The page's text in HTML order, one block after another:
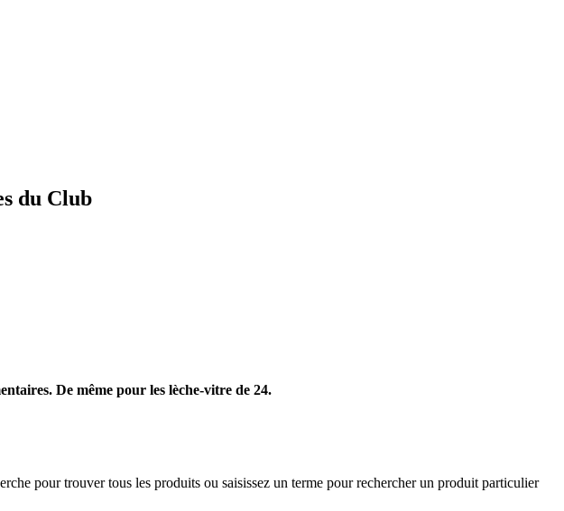
du Club
De même pour les lèche-vitre de 24.
pour trouver tous les produits ou saisissez un terme pour rechercher un produit particulier